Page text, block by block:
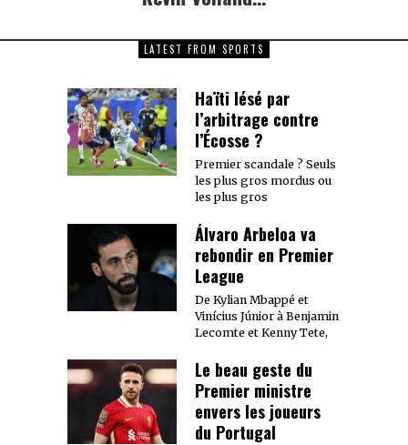
LATEST FROM SPORTS
Haïti lésé par
l’arbitrage contre
l’Écosse ?
Premier scandale ? Seuls
les plus gros mordus ou
les plus gros
Álvaro Arbeloa va
rebondir en Premier
League
De Kylian Mbappé et
Vinícius Júnior à Benjamin
Lecomte et Kenny Tete,
Le beau geste du
Premier ministre
envers les joueurs
du Portugal